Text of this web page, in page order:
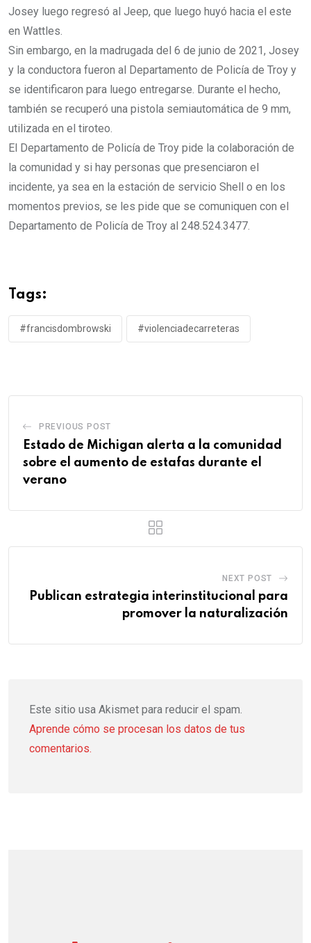
Josey luego regresó al Jeep, que luego huyó hacia el este
en Wattles.
Sin embargo, en la madrugada del 6 de junio de 2021, Josey
y la conductora fueron al Departamento de Policía de Troy y
se identificaron para luego entregarse. Durante el hecho,
también se recuperó una pistola semiautomática de 9 mm,
utilizada en el tiroteo.
El Departamento de Policía de Troy pide la colaboración de
la comunidad y si hay personas que presenciaron el
incidente, ya sea en la estación de servicio Shell o en los
momentos previos, se les pide que se comuniquen con el
Departamento de Policía de Troy al 248.524.3477.
Tags:
#francisdombrowski #violenciadecarreteras
PREVIOUS POST
Estado de Michigan alerta a la comunidad
sobre el aumento de estafas durante el
verano
NEXT POST
Publican estrategia interinstitucional para
promover la naturalización
Este sitio usa Akismet para reducir el spam.
Aprende cómo se procesan los datos de tus
comentarios.